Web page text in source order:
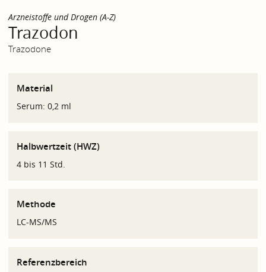
Arzneistoffe und Drogen (A-Z)
Trazodon
Trazodone
Material
Serum: 0,2 ml
Halbwertzeit (HWZ)
4 bis 11 Std.
Methode
LC-MS/MS
Referenzbereich